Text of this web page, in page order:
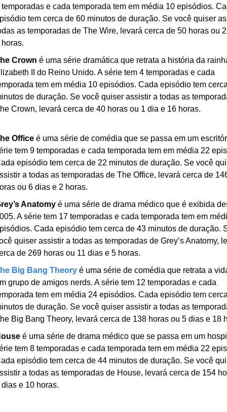
temporadas e cada temporada tem em média 10 episódios.
tem cerca de 60 minutos de duração. Se você quiser
as temporadas de The Wire, levará cerca de 50 horas ou
Crown é uma série dramática que retrata a história da
II do Reino Unido. A série tem 4 temporadas e cada
tem em média 10 episódios. Cada episódio tem
de duração. Se você quiser assistir a todas as
Crown, levará cerca de 40 horas ou 1 dia e 16 horas.
Office é uma série de comédia que se passa em um
tem 9 temporadas e cada temporada tem em média 22
episódio tem cerca de 22 minutos de duração. Se você
a todas as temporadas de The Office, levará cerca de
ou 6 dias e 2 horas.
Anatomy é uma série de drama médico que é exibida
A série tem 17 temporadas e cada temporada tem em
Cada episódio tem cerca de 43 minutos de duração.
quiser assistir a todas as temporadas de Grey’s Anatomy,
de 269 horas ou 11 dias e 5 horas.
Big Bang Theory é uma série de comédia que retrata a
grupo de amigos nerds. A série tem 12 temporadas e cada
tem em média 24 episódios. Cada episódio tem
de duração. Se você quiser assistir a todas as
Big Bang Theory, levará cerca de 138 horas ou 5 dias e 18
é uma série de drama médico que se passa em um
tem 8 temporadas e cada temporada tem em média 22
episódio tem cerca de 44 minutos de duração. Se você
a todas as temporadas de House, levará cerca de 154
e 10 horas.